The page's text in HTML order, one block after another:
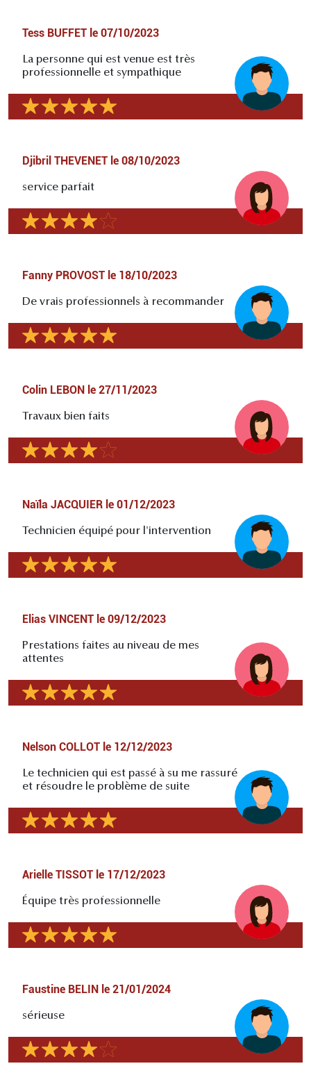
Tess BUFFET le 07/10/2023
La personne qui est venue est très
professionnelle et sympathique
Djibril THEVENET le 08/10/2023
service parfait
Fanny PROVOST le 18/10/2023
De vrais professionnels à recommander
Colin LEBON le 27/11/2023
Travaux bien faits
Naïla JACQUIER le 01/12/2023
Technicien équipé pour l'intervention
Elias VINCENT le 09/12/2023
Prestations faites au niveau de mes
attentes
Nelson COLLOT le 12/12/2023
Le technicien qui est passé à su me rassuré
et résoudre le problème de suite
Arielle TISSOT le 17/12/2023
Équipe très professionnelle
Faustine BELIN le 21/01/2024
sérieuse